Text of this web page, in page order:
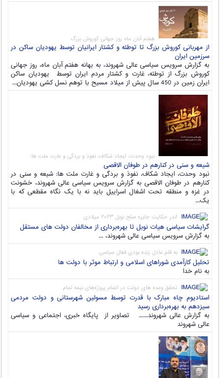
هفتم آبان ماه روز جهانی کوروش بزرگ
از مهربانی کوروش بزرگ تا توطئه و کشتار ایرانیان توسط یهودیان ساکن در
سرزمین ایران
به گزارش سرویس سیاسی عالی شهروند، به بهانه هفتم آبان ماه، روز جهانی
کوروش بزرگ از توطئه، غارت و کشتار مردم ایران توسط یهودیان ساکن
ایران زمین در 450 سال پیش از میلاد مسیح با توهم نسل کشی یهودیان...
نبود وحدت، ایجاد شکاف، نفوذ و بردگی و غارت ملت ها:
شیعه و سنی در کنارهم در طوفان الاقصی
نبود وحدت، ایجاد شکاف، نفوذ و بردگی و غارت ملت ها: شیعه و سنی در
کنارهم در طوفان الاقصی به گزارش سرویس سیاسی عالی شهروند، خشونت
در غزه و منطقه تحت اشغال اسراییل باید نه با یک نگاه مقطعی که با
یک...
اندر حکایت جایزه صلح نوبل ۲۰۲۳ میلادی
گرایشات سیاسی هیات نوبل تا بهره‌برداری از مخالفان دولت های مستقل
به گزارش سرویس سیاسی عالی شهروند، ...
به قلم عادل زنده بودی فعال سیاسی
تحلیل کارآمدی شوراهای اسلامی و ارتباط موثر با دولت ها
به نام خدا
تحقق وعده های دولت در اتمام پروژه‌های نیمه تمام
استادیوم چاه مبارک با قدرت توسط مسولین شهرستانی و دولت مردمی
سیزدهم به بهره‌برداری رسید
به گزارش عالی شهروند...... تصاویر از پایگاه خبری، اجتماعی و سیاسی
عالی شهروند